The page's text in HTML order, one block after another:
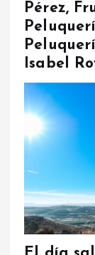
Pérez,
Isabel